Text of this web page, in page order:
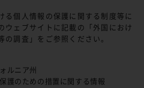
る個人情報の保護に関する制度等に
ウェブサイトに記載の「外国におけ
調査」をご参照ください。
ルニア州
護のための措置に関する情報